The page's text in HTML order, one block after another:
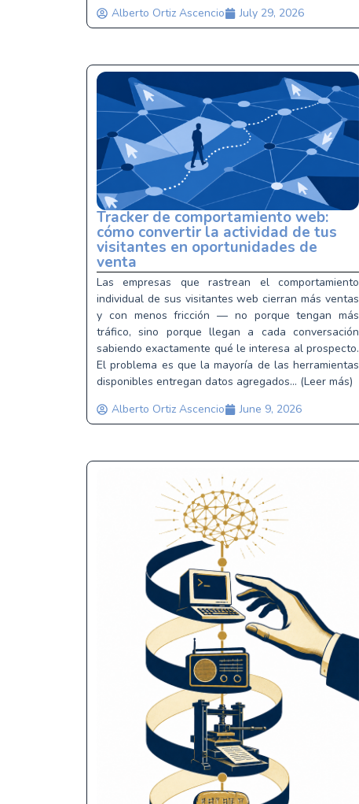
Alberto Ortiz Ascencio
July 29, 2026
Tracker de comportamiento web:
cómo convertir la actividad de tus
visitantes en oportunidades de
venta
Las empresas que rastrean el comportamiento
individual de sus visitantes web cierran más ventas
y con menos fricción — no porque tengan más
tráfico, sino porque llegan a cada conversación
sabiendo exactamente qué le interesa al prospecto.
El problema es que la mayoría de las herramientas
disponibles entregan datos agregados... (Leer más)
Alberto Ortiz Ascencio
June 9, 2026